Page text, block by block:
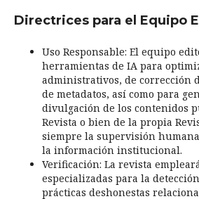
Directrices para el Equipo
Uso Responsable: El equipo
herramientas de IA para
administrativos, de corrección
de metadatos, así como para
divulgación de los contenidos
Revista o bien de la propia
siempre la supervisión
la información institucional.
Verificación: La revista
especializadas para la
prácticas deshonestas